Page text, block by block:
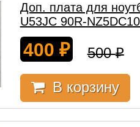
Доп. плата для
U53JC 90R-
400 ₽ 500₽
В корзину